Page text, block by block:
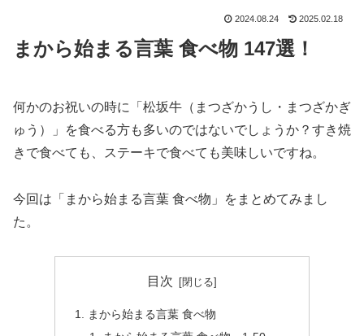
2024.08.24 2025.02.18
まから始まる言葉 食べ物 147選！
何かのお祝いの時に「松坂牛（まつざかうし・まつざかぎ
ゅう）」を食べる方も多いのではないでしょうか？すき焼
きで食べても、ステーキで食べても美味しいですね。
今回は「まから始まる言葉 食べ物」をまとめてみまし
た。
目次
まから始まる言葉 食べ物